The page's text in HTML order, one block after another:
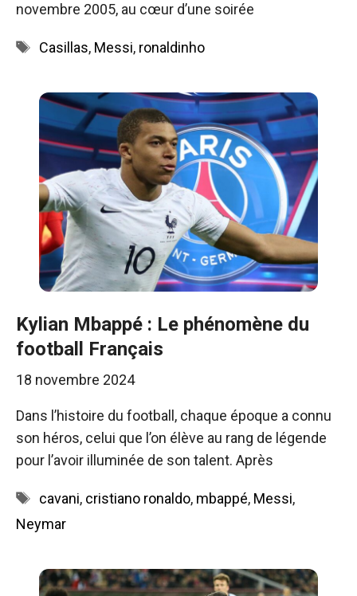
novembre 2005, au cœur d’une soirée
Étiquettes
Casillas, Messi, ronaldinho
Kylian Mbappé : Le phénomène du
football Français
18 novembre 2024
Dans l’histoire du football, chaque époque a connu
son héros, celui que l’on élève au rang de légende
pour l’avoir illuminée de son talent. Après
Étiquettes
cavani, cristiano ronaldo, mbappé, Messi,
Neymar